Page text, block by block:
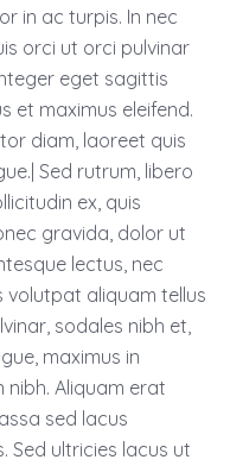
in ac turpis. In nec
orci ut orci pulvinar
eget sagittis
et maximus eleifend.
diam, laoreet quis
Sed rutrum, libero
ex, quis
gravida, dolor ut
lectus, nec
volutpat aliquam tellus
sodales nibh et,
maximus in
nibh. Aliquam erat
sed lacus
Sed ultricies lacus ut